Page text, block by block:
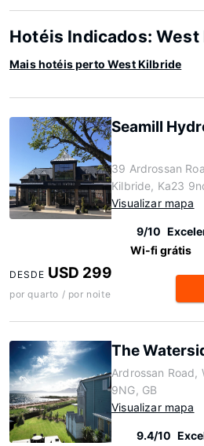
Hotéis Indicados:
Mais hotéis perto West Kilbride
Seamill
39 Ardrossan
Kilbride, Ka23
Visualizar mapa
9/10
Wi-fi grátis
DESDE USD 299
por quarto / por noite
The
Ardrossan Road,
9NG, GB
Visualizar mapa
9.4/10